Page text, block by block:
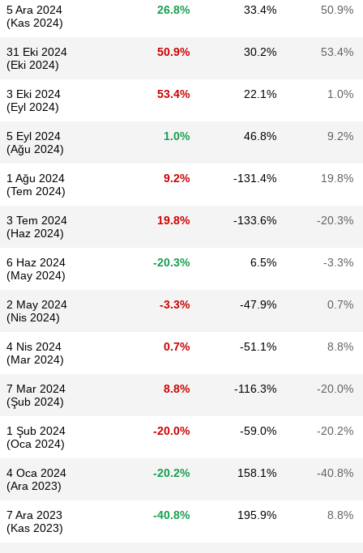
5 Ara 2024
(Kas 2024)
26.8% 33.4% 50.9%
31 Eki 2024
(Eki 2024)
50.9% 30.2% 53.4%
3 Eki 2024
(Eyl 2024)
53.4% 22.1% 1.0%
5 Eyl 2024
(Ağu 2024)
1.0% 46.8% 9.2%
1 Ağu 2024
(Tem 2024)
9.2% -131.4% 19.8%
3 Tem 2024
(Haz 2024)
19.8% -133.6% -20.3%
6 Haz 2024
(May 2024)
-20.3% 6.5% -3.3%
2 May 2024
(Nis 2024)
-3.3% -47.9% 0.7%
4 Nis 2024
(Mar 2024)
0.7% -51.1% 8.8%
7 Mar 2024
(Şub 2024)
8.8% -116.3% -20.0%
1 Şub 2024
(Oca 2024)
-20.0% -59.0% -20.2%
4 Oca 2024
(Ara 2023)
-20.2% 158.1% -40.8%
7 Ara 2023
(Kas 2023)
-40.8% 195.9% 8.8%